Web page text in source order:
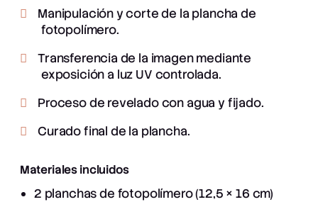
Manipulación y corte de la plancha de
fotopolímero.
Transferencia de la imagen mediante
exposición a luz UV controlada.
Proceso de revelado con agua y fijado.
Curado final de la plancha.
Materiales incluidos
2 planchas de fotopolímero (12,5 × 16 cm)